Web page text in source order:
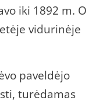
iki 1892 m. O
vidurinėje
paveldėjo
turėdamas